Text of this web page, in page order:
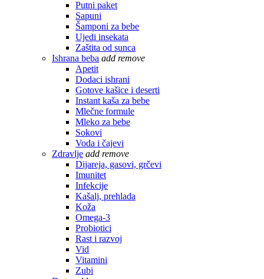
Putni paket
Sapuni
Šamponi za bebe
Ujedi insekata
Zaštita od sunca
Ishrana beba add remove
Apetit
Dodaci ishrani
Gotove kašice i deserti
Instant kaša za bebe
Mlečne formule
Mleko za bebe
Sokovi
Voda i čajevi
Zdravlje add remove
Dijareja, gasovi, grčevi
Imunitet
Infekcije
Kašalj, prehlada
Koža
Omega-3
Probiotici
Rast i razvoj
Vid
Vitamini
Zubi